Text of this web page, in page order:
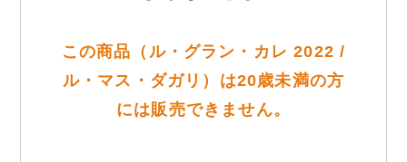
この商品（ル・グラン・カレ 2022 /
ル・マス・ダガリ）は20歳未満の方
には販売できません。